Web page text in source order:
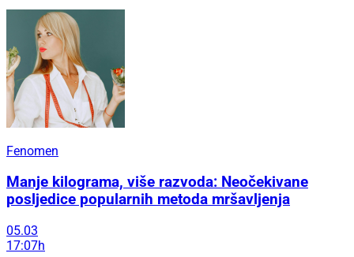
Fenomen
Manje kilograma, više razvoda: Neočekivane
posljedice popularnih metoda mršavljenja
05.03
17:07h